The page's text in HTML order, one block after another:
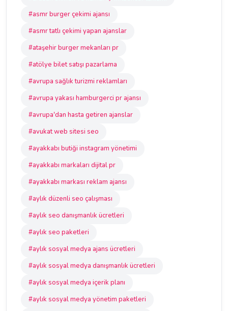
#asmr burger çekimi ajansı
#asmr tatlı çekimi yapan ajanslar
#ataşehir burger mekanları pr
#atölye bilet satışı pazarlama
#avrupa sağlık turizmi reklamları
#avrupa yakası hamburgerci pr ajansı
#avrupa'dan hasta getiren ajanslar
#avukat web sitesi seo
#ayakkabı butiği instagram yönetimi
#ayakkabı markaları dijital pr
#ayakkabı markası reklam ajansı
#aylık düzenli seo çalışması
#aylık seo danışmanlık ücretleri
#aylık seo paketleri
#aylık sosyal medya ajans ücretleri
#aylık sosyal medya danışmanlık ücretleri
#aylık sosyal medya içerik planı
#aylık sosyal medya yönetim paketleri